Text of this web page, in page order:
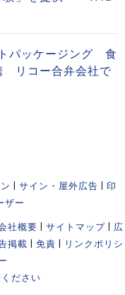
パッケージング 食
リコー合弁会社で
サイン・屋外広告
印
ザー
社概要 サイトマップ
広
掲載
免責
リンクポリシ
ださい